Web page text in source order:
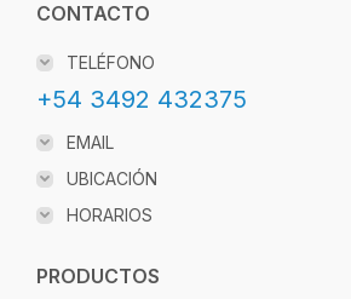
CONTACTO
TELÉFONO
+54 3492 432375
EMAIL
UBICACIÓN
HORARIOS
PRODUCTOS